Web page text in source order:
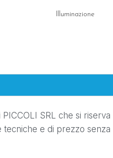
Illuminazione
SRL che si
e di prezzo senza